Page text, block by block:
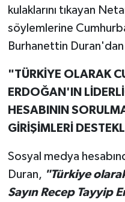
kulaklarını tıkayan
söylemlerine
Burhanettin
"TÜRKİYE OLARAK
ERDOĞAN'IN
HESABININ
GİRİŞİMLERİ
Sosyal medya
Duran, "Türkiye
Sayın Recep Tayyip